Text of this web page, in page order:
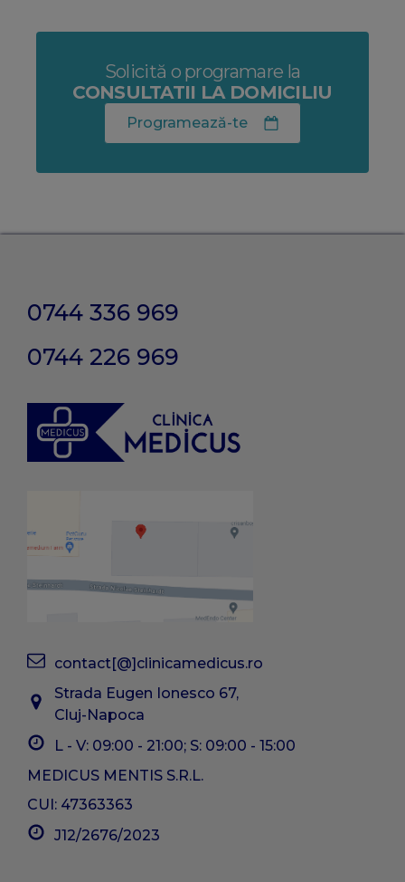
Solicită o programare la
CONSULTATII LA DOMICILIU
Programează-te
0744 336 969
0744 226 969
contact[@]clinicamedicus.ro
Strada Eugen Ionesco 67,
Cluj-Napoca
L - V: 09:00 - 21:00; S: 09:00 - 15:00
MEDICUS MENTIS S.R.L.
CUI: 47363363
J12/2676/2023